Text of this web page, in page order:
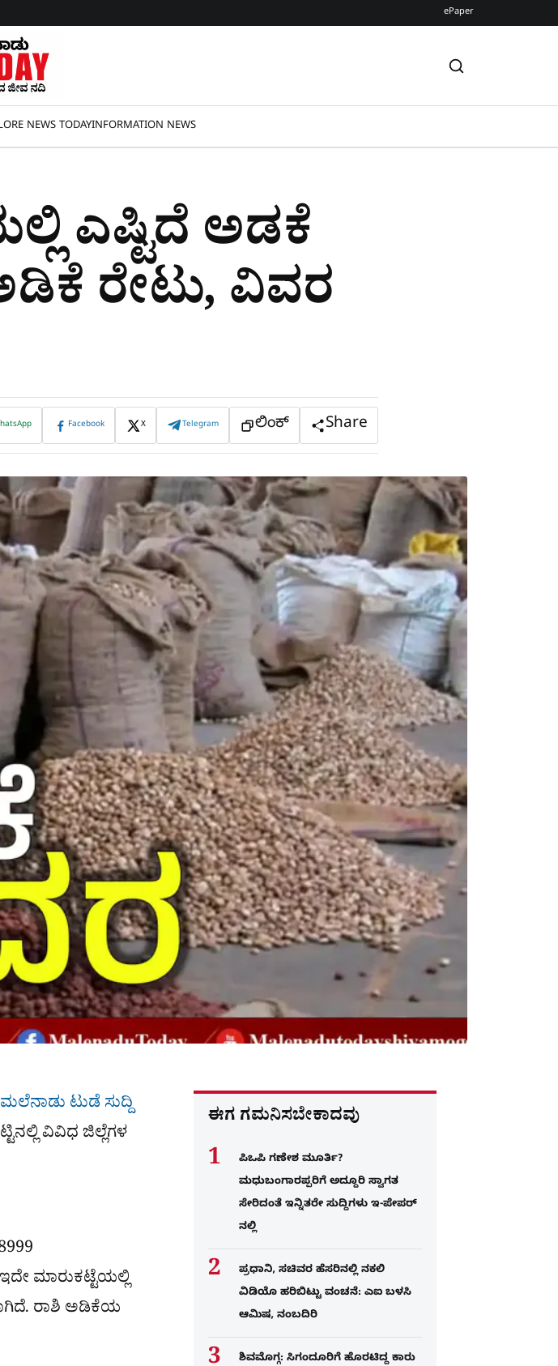
ePaper
NEWS TODAYINFORMATION NEWS
ಎಷ್ಟಿದೆ ಅಡಕೆ
ರೇಟು, ವಿವರ
Facebook X Telegram ಲಿಂಕ್ Share
ಮಲೆನಾಡು ಟುಡೆ ಸುದ್ದಿ
ವಿವಿಧ ಜಿಲ್ಲೆಗಳ
ಮಾರುಕಟ್ಟೆಯಲ್ಲಿ
ರಾಶಿ ಅಡಿಕೆಯ
ಈಗ ಗಮನಿಸಬೇಕಾದವು
ಪಿಒಪಿ ಗಣೇಶ ಮೂರ್ತಿ?
ಮಧುಬಂಗಾರಪ್ಪರಿಗೆ ಅದ್ದೂರಿ ಸ್ವಾಗತ
ಸೇರಿದಂತೆ ಇನ್ನಿತರೇ ಸುದ್ದಿಗಳು ಇ-ಪೇಪರ್​
ನಲ್ಲಿ
ಪ್ರಧಾನಿ, ಸಚಿವರ ಹೆಸರಿನಲ್ಲಿ ನಕಲಿ
ವಿಡಿಯೊ ಹರಿಬಿಟ್ಟು ವಂಚನೆ: ಎಐ ಬಳಸಿ
ಆಮಿಷ, ನಂಬದಿರಿ
ಶಿವಮೊಗ್ಗ: ಸಿಗಂದೂರಿಗೆ ಹೊರಟಿದ್ದ ಕಾರು